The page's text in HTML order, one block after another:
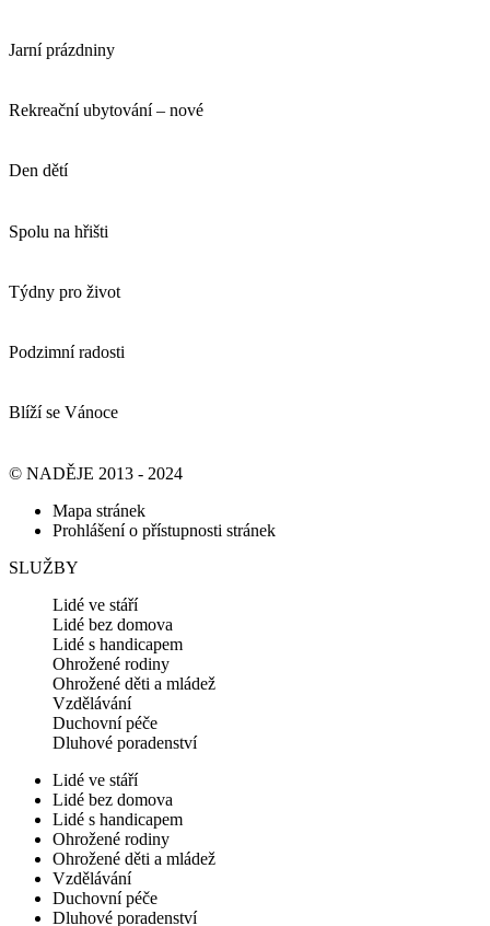
Jarní prázdniny
Rekreační ubytování – nové
Den dětí
Spolu na hřišti
Týdny pro život
Podzimní radosti
Blíží se Vánoce
© NADĚJE 2013 - 2024
Mapa stránek
Prohlášení o přístupnosti stránek
SLUŽBY
Lidé ve stáří
Lidé bez domova
Lidé s handicapem
Ohrožené rodiny
Ohrožené děti a mládež
Vzdělávání
Duchovní péče
Dluhové poradenství
Lidé ve stáří
Lidé bez domova
Lidé s handicapem
Ohrožené rodiny
Ohrožené děti a mládež
Vzdělávání
Duchovní péče
Dluhové poradenství